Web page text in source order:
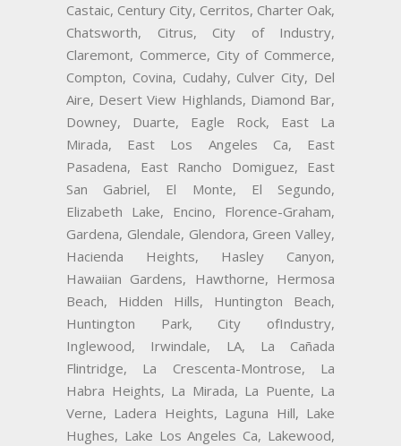
Castaic, Century City, Cerritos, Charter Oak,
Chatsworth, Citrus, City of Industry,
Claremont, Commerce, City of Commerce,
Compton, Covina, Cudahy, Culver City, Del
Aire, Desert View Highlands, Diamond Bar,
Downey, Duarte, Eagle Rock, East La
Mirada, East Los Angeles Ca, East
Pasadena, East Rancho Domiguez, East
San Gabriel, El Monte, El Segundo,
Elizabeth Lake, Encino, Florence-Graham,
Gardena, Glendale, Glendora, Green Valley,
Hacienda Heights, Hasley Canyon,
Hawaiian Gardens, Hawthorne, Hermosa
Beach, Hidden Hills, Huntington Beach,
Huntington Park, City ofIndustry,
Inglewood, Irwindale, LA, La Cañada
Flintridge, La Crescenta-Montrose, La
Habra Heights, La Mirada, La Puente, La
Verne, Ladera Heights, Laguna Hill, Lake
Hughes, Lake Los Angeles Ca, Lakewood,